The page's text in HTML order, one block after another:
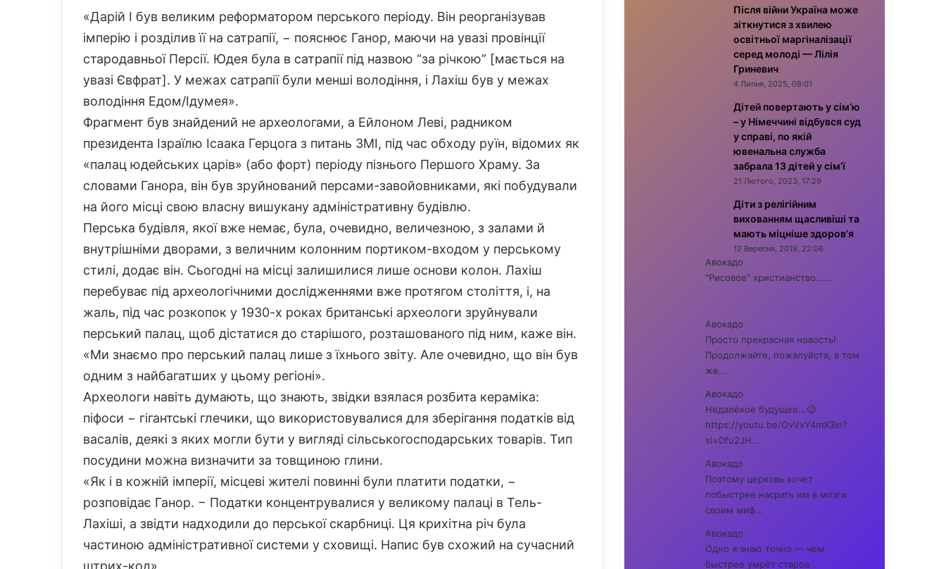
«Дарій I був великим реформатором перського періоду. Він реорганізував
імперію і розділив її на сатрапії, − пояснює Ганор, маючи на увазі провінції
стародавньої Персії. Юдея була в сатрапії під назвою “за річкою” [мається на
увазі Євфрат]. У межах сатрапії були менші володіння, і Лахіш був у межах
володіння Едом/Ідумея».
Фрагмент був знайдений не археологами, а Ейлоном Леві, радником
президента Ізраїлю Ісаака Герцога з питань ЗМІ, під час обходу руїн, відомих як
«палац юдейських царів» (або форт) періоду пізнього Першого Храму. За
словами Ганора, він був зруйнований персами-завойовниками, які побудували
на його місці свою власну вишукану адміністративну будівлю.
Перська будівля, якої вже немає, була, очевидно, величезною, з залами й
внутрішніми дворами, з величним колонним портиком-входом у перському
стилі, додає він. Сьогодні на місці залишилися лише основи колон. Лахіш
перебуває під археологічними дослідженнями вже протягом століття, і, на
жаль, під час розкопок у 1930-х роках британські археологи зруйнували
перський палац, щоб дістатися до старішого, розташованого під ним, каже він.
«Ми знаємо про перський палац лише з їхнього звіту. Але очевидно, що він був
одним з найбагатших у цьому регіоні».
Археологи навіть думають, що знають, звідки взялася розбита кераміка:
піфоси − гігантські глечики, що використовувалися для зберігання податків від
васалів, деякі з яких могли бути у вигляді сільськогосподарських товарів. Тип
посудини можна визначити за товщиною глини.
«Як і в кожній імперії, місцеві жителі повинні були платити податки, −
розповідає Ганор. − Податки концентрувалися у великому палаці в Тель-
Лахіші, а звідти надходили до перської скарбниці. Ця крихітна річ була
частиною адміністративної системи у сховищі. Напис був схожий на сучасний
штрих-код».
Після війни Україна може
зіткнутися з хвилею
освітньої маргіналізації
серед молоді — Лілія
Гриневич
4 Липня, 2025, 08:01
Дітей повертають у сім’ю
– у Німеччині відбувся суд
у справі, по якій
ювенальна служба
забрала 13 дітей у сім’ї
21 Лютого, 2023, 17:29
Діти з релігійним
вихованням щасливіші та
мають міцніше здоров’я
12 Вересня, 2019, 22:06
Авокадо
"Рисовое" христианство......
Авокадо
Просто прекрасная новость!
Продолжайте, пожалуйста, в том
же...
Авокадо
Недалёкое будущее...😉
https://youtu.be/OvVxY4mX3io?
si=Dfu2JH...
Авокадо
Поэтому церковь хочет
побыстрее насрать им в мозги
своим миф...
Авокадо
Одно я знаю точно — чем
быстрее умрёт старое